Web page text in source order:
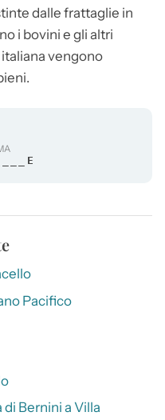
dalle frattaglie in
i bovini e gli altri
vengono
Pacifico
Bernini a Villa